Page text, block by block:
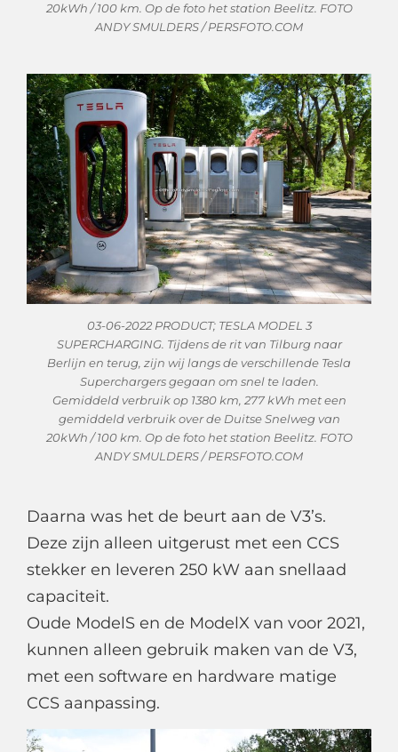
20kWh / 100 km. Op de foto het station Beelitz. FOTO
ANDY SMULDERS / PERSFOTO.COM
03-06-2022 PRODUCT; TESLA MODEL 3
SUPERCHARGING. Tijdens de rit van Tilburg naar
Berlijn en terug, zijn wij langs de verschillende Tesla
Superchargers gegaan om snel te laden.
Gemiddeld verbruik op 1380 km, 277 kWh met een
gemiddeld verbruik over de Duitse Snelweg van
20kWh / 100 km. Op de foto het station Beelitz. FOTO
ANDY SMULDERS / PERSFOTO.COM
Daarna was het de beurt aan de V3’s.
Deze zijn alleen uitgerust met een CCS
stekker en leveren 250 kW aan snellaad
capaciteit.
Oude ModelS en de ModelX van voor 2021,
kunnen alleen gebruik maken van de V3,
met een software en hardware matige
CCS aanpassing.